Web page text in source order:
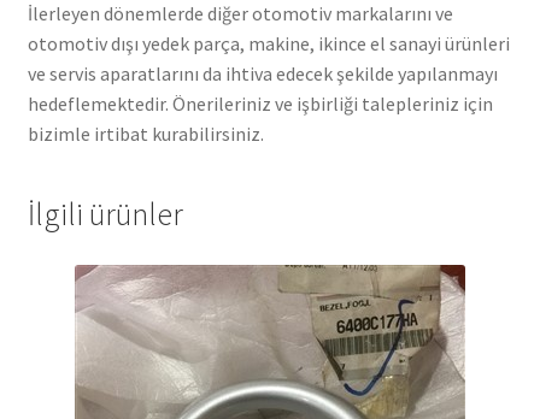
İlerleyen dönemlerde diğer otomotiv markalarını ve
otomotiv dışı yedek parça, makine, ikince el sanayi ürünleri
ve servis aparatlarını da ihtiva edecek şekilde yapılanmayı
hedeflemektedir. Önerileriniz ve işbirliği talepleriniz için
bizimle irtibat kurabilirsiniz.
İlgili ürünler